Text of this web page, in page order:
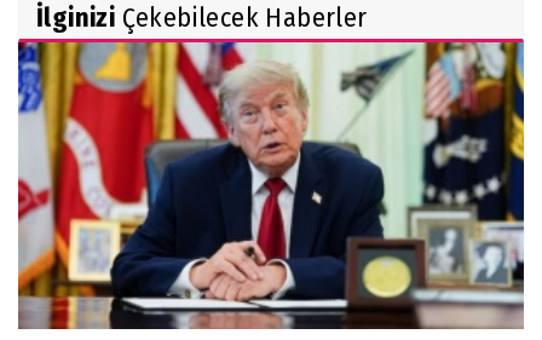
İlginizi Çekebilecek Haberler